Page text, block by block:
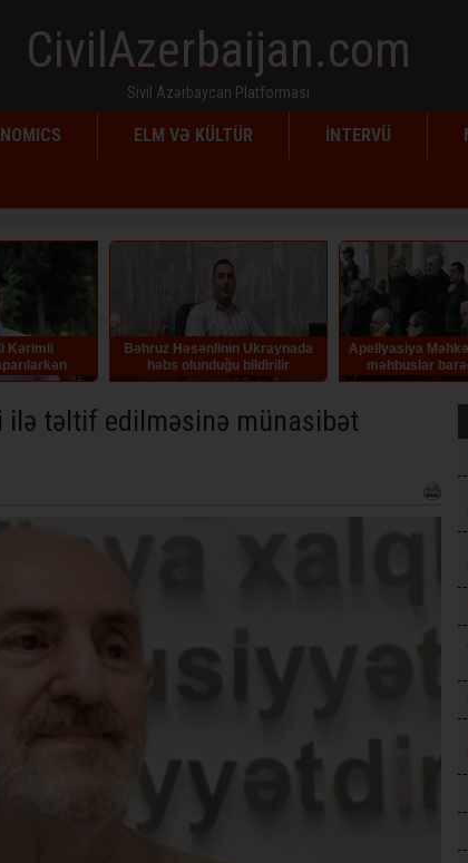
CivilAzerbaijan.com
Sivil Azərbaycan Platforması
ELM VƏ KÜLTÜR İNTERVÜ
Bəhruz Həsənlinin Ukraynada
həbs olunduğu bildirilir
Apellyasiya Məhkəməsi erməni
məhbuslar barədə hökmü
qüvvədə saxlayıb
ilə təltif edilməsinə münasibət